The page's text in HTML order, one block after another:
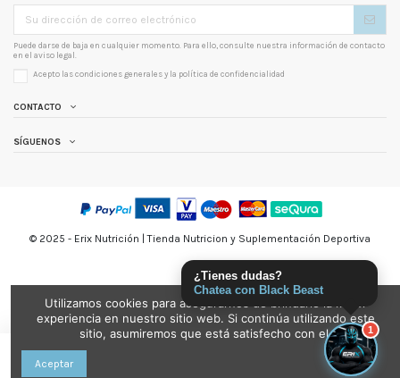
Puede darse de baja en cualquier momento. Para ello, consulte nuestra información de contacto
en el aviso legal.
Acepto las condiciones generales y la política de confidencialidad
CONTACTO
SÍGUENOS
© 2025 - Erix Nutrición | Tienda Nutricion y Suplementación Deportiva
¿Tienes dudas?
Chatea con Black Beast
1
Utilizamos cookies para asegurarnos de brindarle la mejor
experiencia en nuestro sitio web. Si continúa utilizando este
sitio, asumiremos que está satisfecho con el.
Aceptar